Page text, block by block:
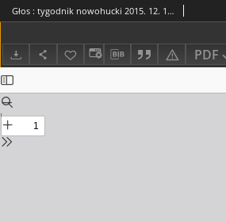
PDF
Głos : tygodnik nowohucki 2015. 12. 12, nr 51